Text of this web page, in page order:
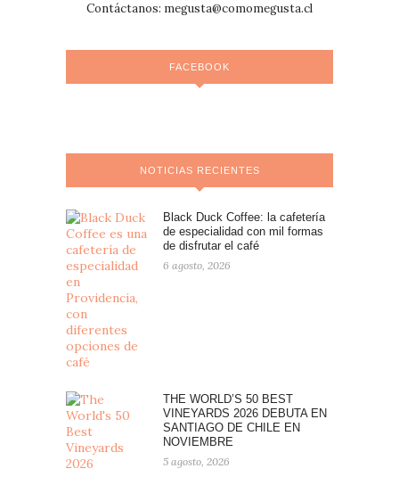
Contáctanos: megusta@comomegusta.cl
FACEBOOK
NOTICIAS RECIENTES
Black Duck Coffee: la cafetería
de especialidad con mil formas
de disfrutar el café
6 agosto, 2026
THE WORLD’S 50 BEST
VINEYARDS 2026 DEBUTA EN
SANTIAGO DE CHILE EN
NOVIEMBRE
5 agosto, 2026